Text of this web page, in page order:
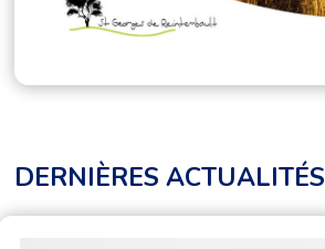
DERNIÈRES ACTUALITÉS